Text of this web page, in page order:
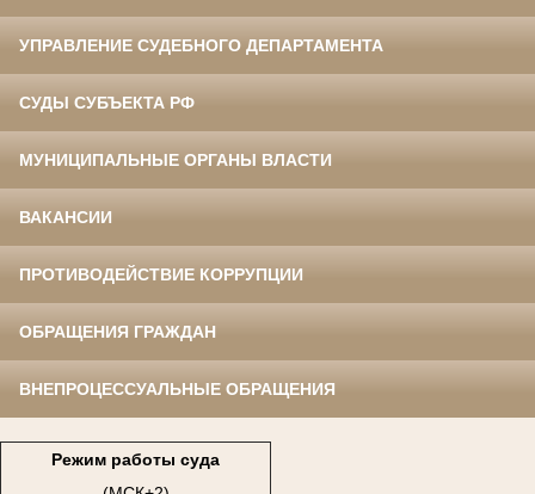
УПРАВЛЕНИЕ СУДЕБНОГО ДЕПАРТАМЕНТА
СУДЫ СУБЪЕКТА РФ
МУНИЦИПАЛЬНЫЕ ОРГАНЫ ВЛАСТИ
ВАКАНСИИ
ПРОТИВОДЕЙСТВИЕ КОРРУПЦИИ
ОБРАЩЕНИЯ ГРАЖДАН
ВНЕПРОЦЕССУАЛЬНЫЕ ОБРАЩЕНИЯ
Режим работы суда